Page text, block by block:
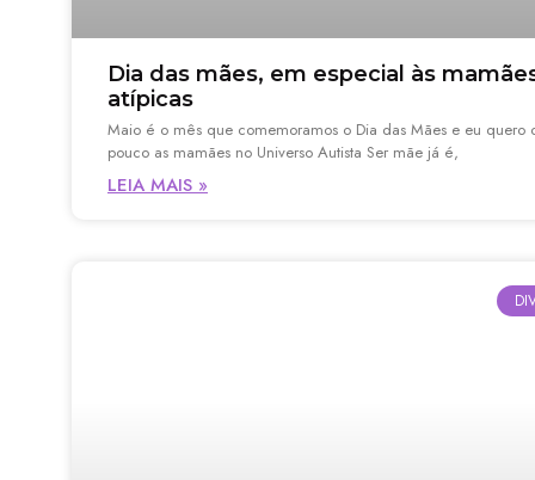
Dia das mães, em especial às
atípicas
Maio é o mês que comemoramos o Dia das Mães e eu quero
pouco as mamães no Universo Autista Ser mãe já é,
LEIA MAIS »